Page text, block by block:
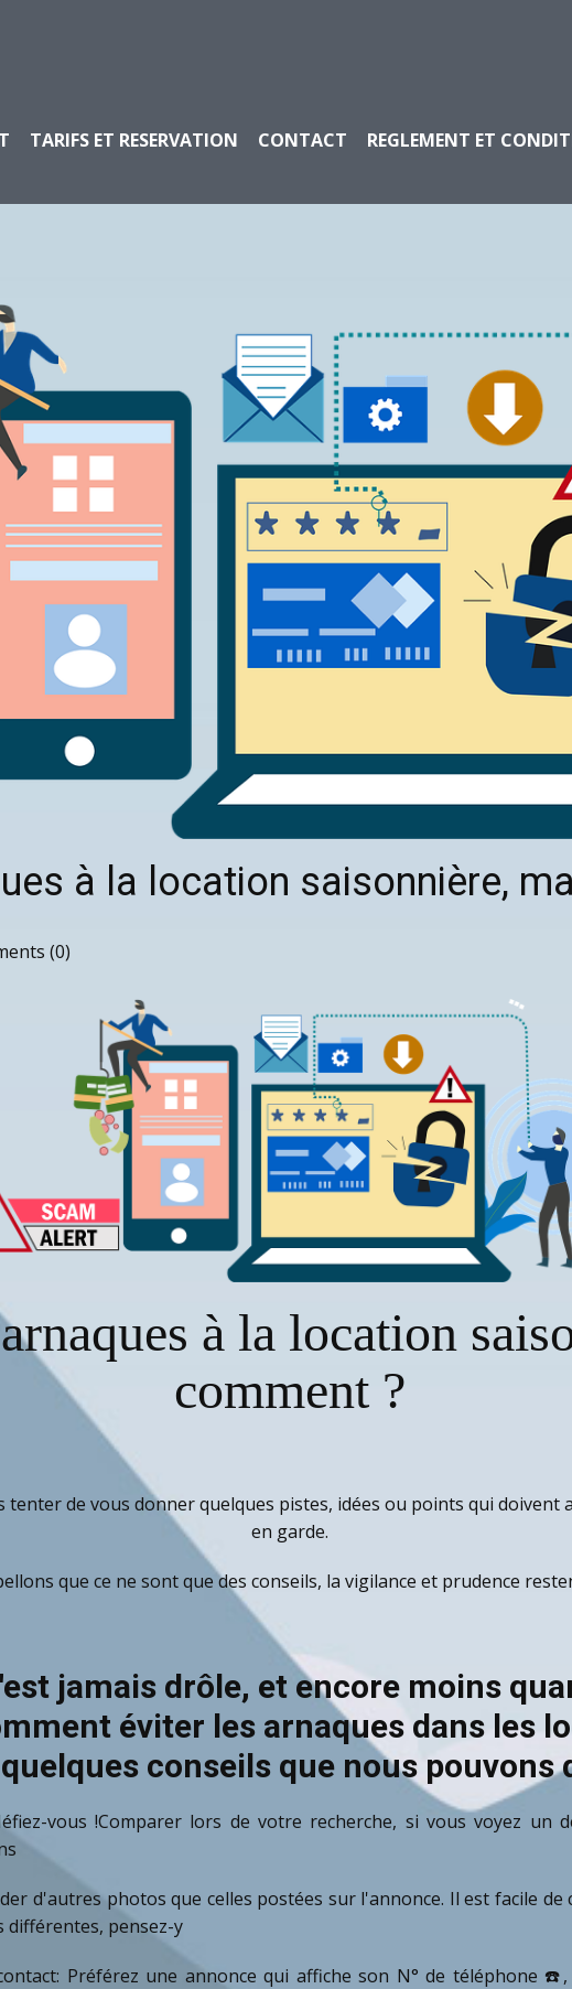
TARIFS ET RESERVATION CONTACT REGLEMENT ET
à la location saisonnière,
(0)
à la location
comment ?
tenter de vous donner quelques pistes, idées ou points qui
en garde.
que ce ne sont que des conseils, la vigilance et prudence
jamais drôle, et encore moins
éviter les arnaques dans les
conseils que nous pouvons
vous !Comparer lors de votre recherche, si vous voyez un
d'autres photos que celles postées sur l'annonce. Il est facile
différentes, pensez-y
Préférez une annonce qui affiche son N° de téléphone